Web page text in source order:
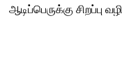
சிறப்பு வழிபாடு.>>